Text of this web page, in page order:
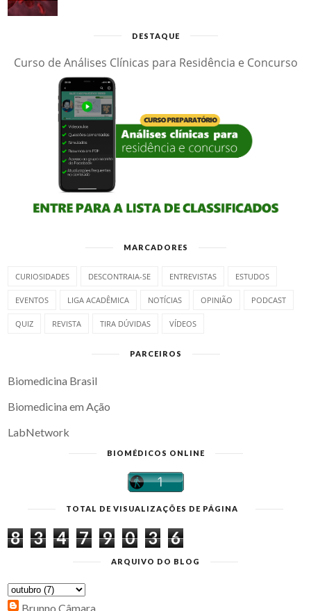
DESTAQUE
Curso de Análises Clínicas para Residência e Concurso
MARCADORES
CURIOSIDADES DESCONTRAIA-SE ENTREVISTAS ESTUDOS
EVENTOS LIGA ACADÊMICA NOTÍCIAS OPINIÃO PODCAST
QUIZ REVISTA TIRA DÚVIDAS VÍDEOS
PARCEIROS
Biomedicina Brasil
Biomedicina em Ação
LabNetwork
BIOMÉDICOS ONLINE
TOTAL DE VISUALIZAÇÕES DE PÁGINA
8 3 4 7 9 0 3 6
ARQUIVO DO BLOG
Brunno Câmara